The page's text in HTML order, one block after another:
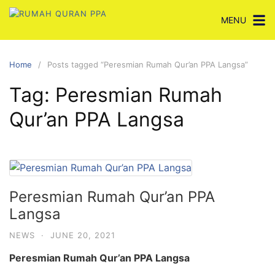
Skip
content
MENU
Home Posts tagged “Peresmian Rumah Qur’an PPA Langsa”
Tag: Peresmian Rumah
Qur’an PPA Langsa
Peresmian Rumah Qur’an PPA
Langsa
NEWS · JUNE 20, 2021
Peresmian Rumah Qur’an PPA Langsa